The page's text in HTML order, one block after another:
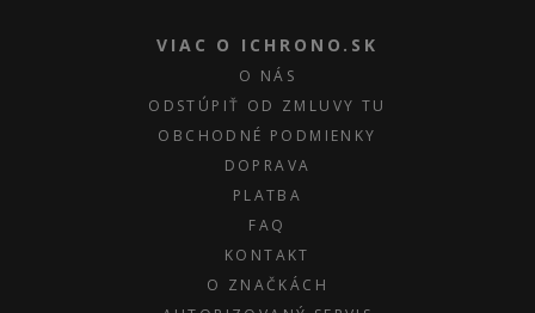
VIAC O ICHRONO.SK
O NÁS
ODSTÚPIŤ OD ZMLUVY TU
OBCHODNÉ PODMIENKY
DOPRAVA
PLATBA
FAQ
KONTAKT
O ZNAČKÁCH